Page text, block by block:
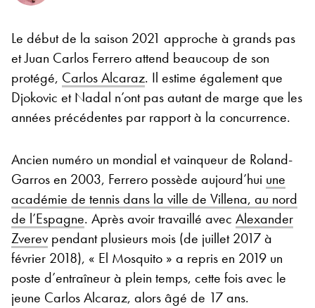
Le début de la saison 2021 approche à grands pas
et Juan Carlos Ferrero attend beaucoup de son
protégé, Carlos Alcaraz. Il estime également que
Djokovic et Nadal n’ont pas autant de marge que les
années précédentes par rapport à la concurrence.
Ancien numéro un mondial et vainqueur de Roland-
Garros en 2003, Ferrero possède aujourd’hui une
académie de tennis dans la ville de Villena, au nord
de l’Espagne. Après avoir travaillé avec Alexander
Zverevpendant plusieurs mois (de juillet 2017 à
février 2018), « El Mosquito » a repris en 2019 un
poste d’entraîneur à plein temps, cette fois avec le
jeune Carlos Alcaraz, alors âgé de 17 ans.